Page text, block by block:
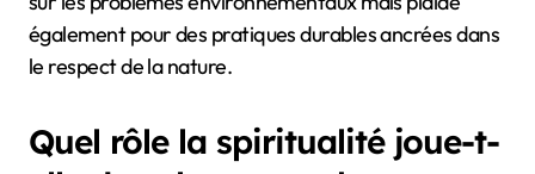
également pour des pratiques durables ancrées dans
le respect de la nature.
Quel rôle la spiritualité joue-t-